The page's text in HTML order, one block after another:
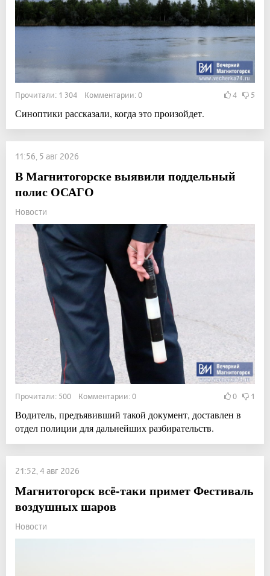
Прочитали: 1 304 Комментарии: 0 4 5
Синоптики рассказали, когда это произойдет.
11:56, 5 авг 2026
В Магнитогорске выявили поддельный
полис ОСАГО
Новости
Прочитали: 500 Комментарии: 0 0 1
Водитель, предъявивший такой документ, доставлен в
отдел полиции для дальнейших разбирательств.
21:52, 4 авг 2026
Магнитогорск всё-таки примет Фестиваль
воздушных шаров
Новости